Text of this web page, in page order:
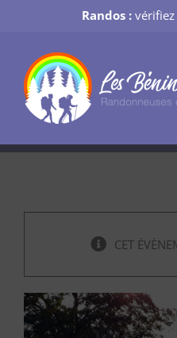
Randos :
contenu
CET